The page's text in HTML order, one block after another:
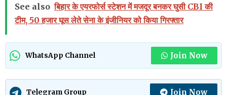
See also बिहार के एयरफोर्स स्टेशन में मजदूर बनकर घुसी CBI की
टीम, 50 हजार घूस लेते सेना के इंजीनियर को किया गिरफ्तार
WhatsApp Channel Join Now
Telegram Group Join Now